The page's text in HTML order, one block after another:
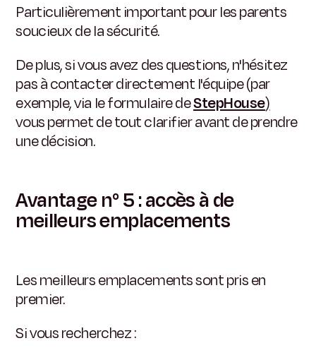
Particulièrement important pour les parents
soucieux de la sécurité.
De plus, si vous avez des questions, n'hésitez
pas à contacter directement l'équipe (par
exemple, via le formulaire deStepHouse)
vous permet de tout clarifier avant de prendre
une décision.
Avantage n° 5 : accès à de
meilleurs emplacements
Les meilleurs emplacements sont pris en
premier.
Si vous recherchez :